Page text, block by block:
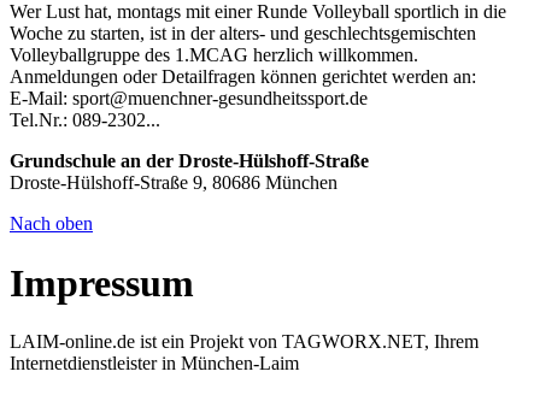
Wer Lust hat, montags mit einer Runde Volleyball sportlich in die
Woche zu starten, ist in der alters- und geschlechtsgemischten
Volleyballgruppe des 1.MCAG herzlich willkommen.
Anmeldungen oder Detailfragen können gerichtet werden an:
E-Mail: sport@muenchner-gesundheitssport.de
Tel.Nr.: 089-2302...
Grundschule an der Droste-Hülshoff-Straße
Droste-Hülshoff-Straße 9, 80686 München
Nach oben
Impressum
LAIM-online.de ist ein Projekt von TAGWORX.NET, Ihrem
Internetdienstleister in München-Laim